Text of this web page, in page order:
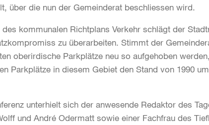
über die nun der Gemeinderat beschliessen wird.
kommunalen Richtplans Verkehr schlägt der
zu überarbeiten. Stimmt der
oberirdische Parkplätze neu so aufgehoben
Parkplätze in diesem Gebiet den Stand von 1990
unterhielt sich der anwesende Redaktor des
und André Odermatt sowie einer Fachfrau des